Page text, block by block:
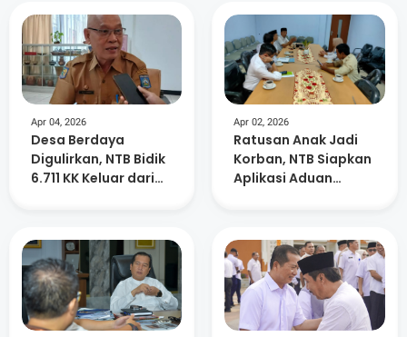
Apr 04, 2026
Desa Berdaya
Digulirkan, NTB Bidik
6.711 KK Keluar dari
Apr 02, 2026
Ratusan Anak Jadi
Korban, NTB Siapkan
Aplikasi Aduan